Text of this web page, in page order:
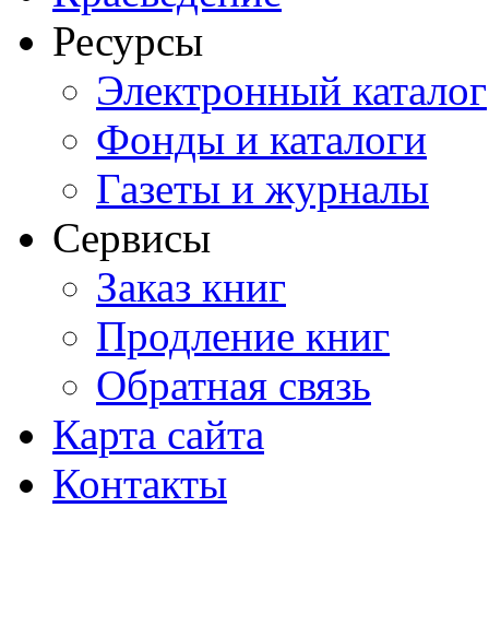
Ресурсы
Электронный каталог
Фонды и каталоги
Газеты и журналы
Сервисы
Заказ книг
Продление книг
Обратная связь
Карта сайта
Контакты